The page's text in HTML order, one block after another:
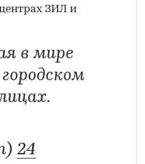
ЗИЛ и
в мире
24